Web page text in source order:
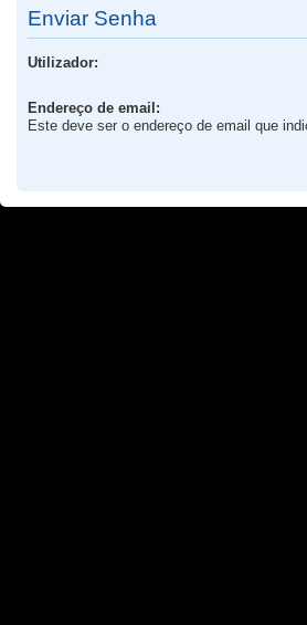
Enviar Senha
Utilizador:
Endereço de email:
Este deve ser o endereço de email que